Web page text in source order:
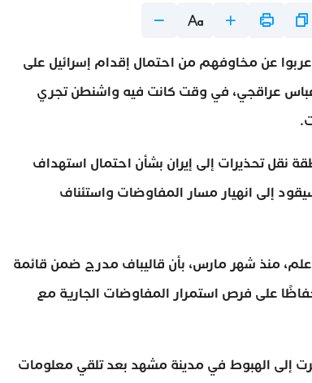
عن مخاوفهم من احتمال إقدام إسرائيل على
عباس عراقجي، في وقت كانت فيه واشنطن تجري
نقل تحذيرات إلى إيران بشأن احتمال استهداف
إلى انهيار مسار المفاوضات واستئناف
علم، منذ شهر مارس، بأن قاليباف مدرج ضمن قائمة
على فرص استمرار المفاوضات الجارية مع
إلى الهبوط في مدينة مشهد بعد تلقي معلومات